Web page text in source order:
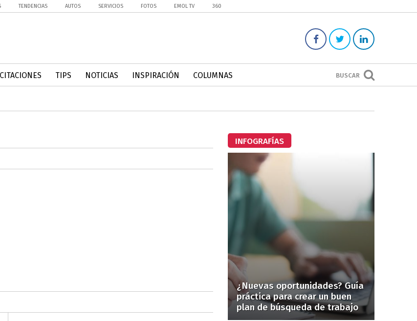
TENDENCIAS AUTOS SERVICIOS FOTOS EMOL TV 360
BUSCAR
TIPS NOTICIAS INSPIRACIÓN COLUMNAS
INFOGRAFÍAS
¿Nuevas oportunidades? Guía
práctica para crear un buen
plan de búsqueda de trabajo